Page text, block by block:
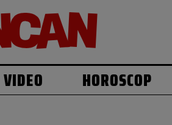
VIDEO HOROSCOP